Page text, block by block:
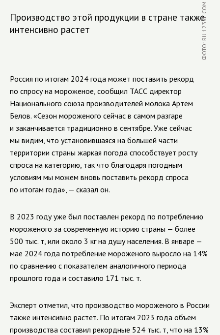
Производство этой продукции в стране также
интенсивно растет
ФОТО: RU.123RF.COM
Россия по итогам 2024 года может поставить рекорд
по спросу на мороженое, сообщил ТАСС директор
Национального союза производителей молока Артем
Белов. «Сезон мороженого сейчас в самом разгаре
и заканчивается традиционно в сентябре. Уже сейчас
мы видим, что установившаяся на большей части
территории страны жаркая погода способствует росту
спроса на категорию, так что благодаря погодным
условиям мы можем вновь поставить рекорд спроса
по итогам года», — сказал он.
В 2023 году уже был поставлен рекорд по потреблению
мороженого за современную историю страны — более
500 тыс. т, или около 3 кг на душу населения. В январе —
мае 2024 года потребление мороженого выросло на 14%
по сравнению с показателем аналогичного периода
прошлого года и составило 171 тыс. т.
Эксперт отметил, что производство мороженого в России
также интенсивно растет. По итогам 2023 года объем
производства составил рекордные 524 тыс. т, что на 13%